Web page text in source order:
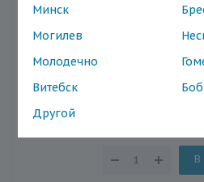
Минск
Могилев
Молодечно
Витебск
Другой
Ортез голеностопный
Наличие в
Артикул:
В